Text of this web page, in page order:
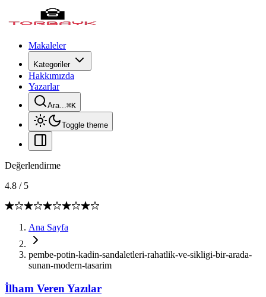
Makaleler
Kategoriler
Hakkımızda
Yazarlar
Ara...⌘K
Toggle theme
Değerlendirme
4.8 / 5
Ana Sayfa
pembe-potin-kadin-sandaletleri-rahatlik-ve-sikligi-bir-arada-
sunan-modern-tasarim
İlham Veren Yazılar